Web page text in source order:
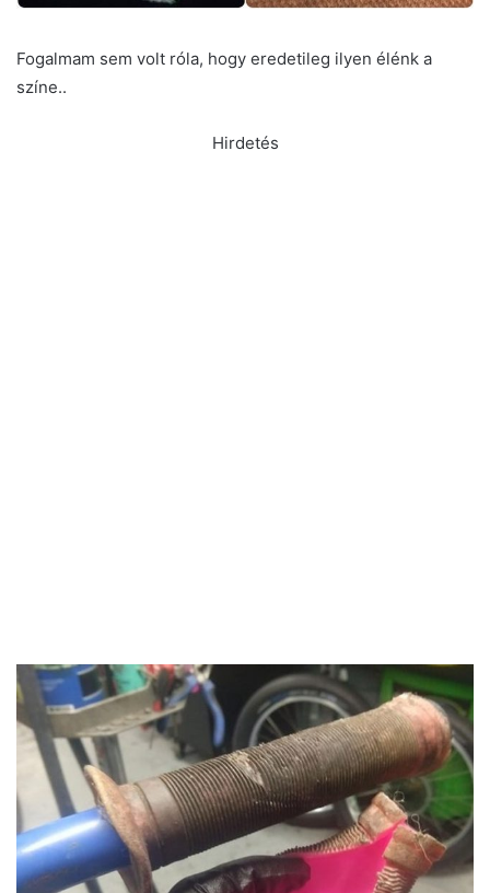
Fogalmam sem volt róla, hogy eredetileg ilyen élénk a
színe..
Hirdetés